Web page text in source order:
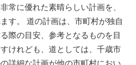
常に優れた素晴らしい計画を、
す。 道の計画は、市町村が独自
際の目安、参考となるものを目
けれども、道としては、千歳市